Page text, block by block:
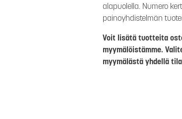
alapuolella. Numero
painoyhdistelmän
Voit lisätä tuotteita
myymälöistämme.
myymälästä yhdellä